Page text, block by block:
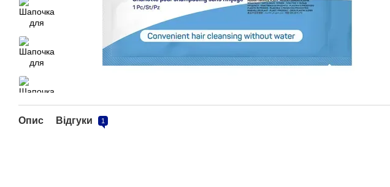
Опис Відгуки 1